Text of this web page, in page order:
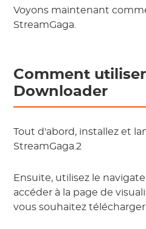
Voyons maintenant
StreamGaga.
Comment
Downloader
Tout d'abord, installez et
StreamGaga.2
Ensuite, utilisez le
accéder à la page de
vous souhaitez